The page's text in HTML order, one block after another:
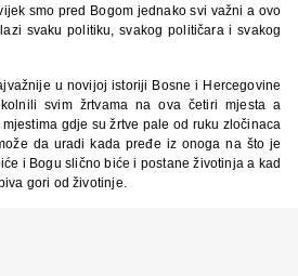
smo pred Bogom jednako svi važni a ovo
svaku politiku, svakog političara i svakog
u novijoj istoriji Bosne i Hercegovine
svim žrtvama na ova četiri mjesta a
gdje su žrtve pale od ruku zločinaca
da uradi kada pređe iz onoga na što je
i Bogu slično biće i postane životinja a kad
gori od životinje.